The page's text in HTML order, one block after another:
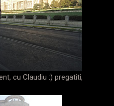
cu Claudiu :) pregatiti,